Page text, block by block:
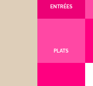
ENTRÉES
PLATS